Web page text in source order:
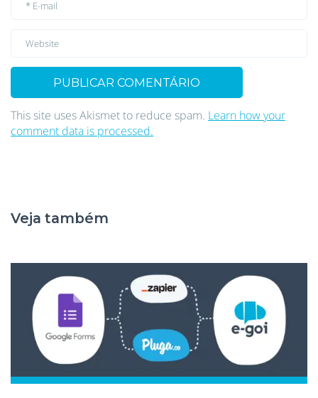
This site uses Akismet to reduce spam. Learn how your
comment data is processed.
Veja também